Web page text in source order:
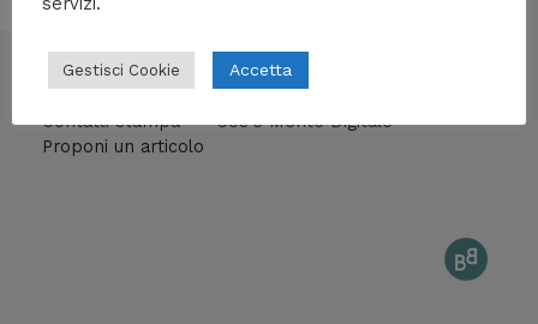
info@mentedigitale.org
Contatti stampa
Cos'è Mente Digitale
Proponi un articolo
Gestisci Cookie Accetta